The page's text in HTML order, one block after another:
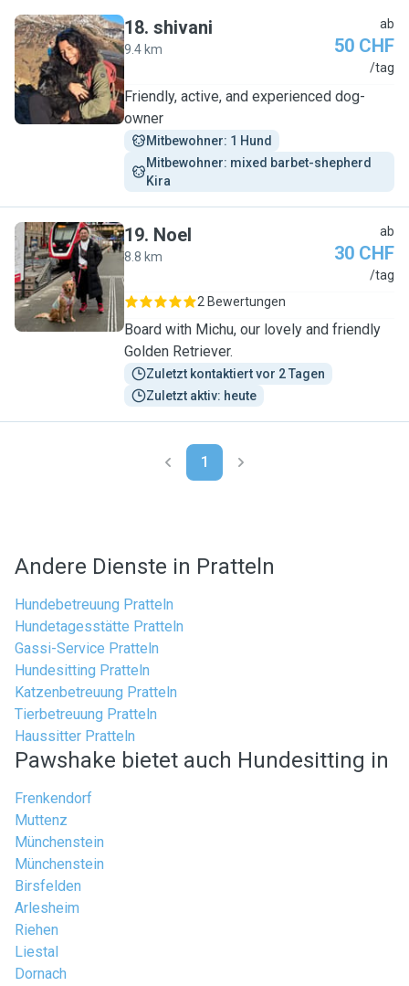
S
18. shivani
9.4 km
ab
50 CHF
/tag
Friendly, active, and experienced dog-
owner
Mitbewohner: 1 Hund
Mitbewohner: mixed barbet-shepherd
Kira
N
19. Noel
8.8 km
ab
30 CHF
/tag
2 Bewertungen
Board with Michu, our lovely and friendly
Golden Retriever.
Zuletzt kontaktiert vor 2 Tagen
Zuletzt aktiv: heute
1
Andere Dienste in Pratteln
Hundebetreuung Pratteln
Hundetagesstätte Pratteln
Gassi-Service Pratteln
Hundesitting Pratteln
Katzenbetreuung Pratteln
Tierbetreuung Pratteln
Haussitter Pratteln
Pawshake bietet auch Hundesitting in
Frenkendorf
Muttenz
Münchenstein
Münchenstein
Birsfelden
Arlesheim
Riehen
Liestal
Dornach